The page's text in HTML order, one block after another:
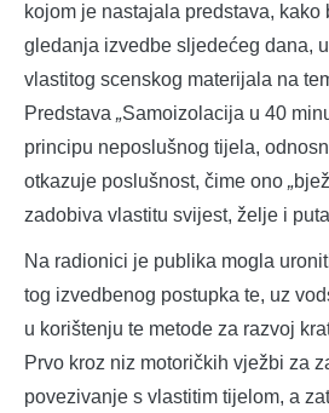
kojom je nastajala predstava,
gledanja izvedbe sljedećeg dana,
vlastitog scenskog materijala na
Predstava „Samoizolacija u 40
principu neposlušnog tijela,
otkazuje poslušnost, čime ono „
zadobiva vlastitu svijest, želje i
Na radionici je publika mogla
tog izvedbenog postupka te, uz
u korištenju te metode za razvoj
Prvo kroz niz motoričkih vježbi za
povezivanje s vlastitim tijelom, a